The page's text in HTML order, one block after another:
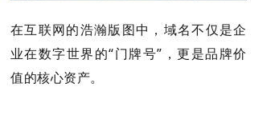
在互联网的浩瀚版图中，域名不仅是企
业在数字世界的“门牌号”，更是品牌价
值的核心资产。